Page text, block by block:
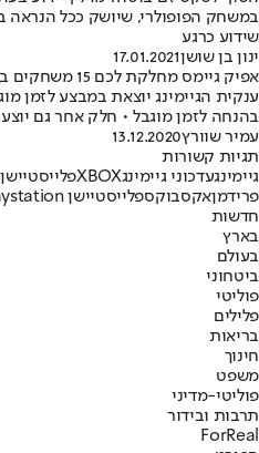
שידוע כרגע
ינון בן שושן17.01.2021
אפיק גיימס מחלקת לכם 15 משחקים בחינם
ענקית הגיימינג יוצאת במבצע לזמן
בהנחה לזמן מוגבל • חלק אחר גם
עמיר שוורץ13.12.2020
תגיות קשורות
גיימינגעדכוני גיימינגXBOXפלייסטיישן
פרידמןאקסבוקספלייסטיישן 5
חדשות
בארץ
בעולם
ביטחוני
פוליטי
פלילים
בריאות
חינוך
משפט
פוליטי-מדיני
תרבות ובידור
ForReal